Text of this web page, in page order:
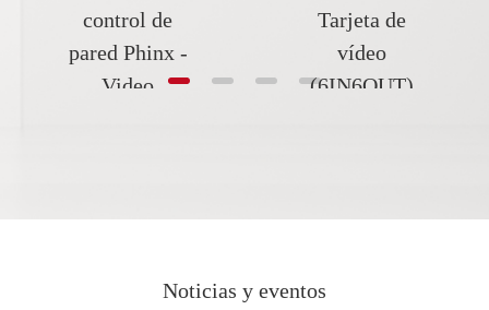
control de
pared Phinx -
Video
Tarjeta de
vídeo
(6IN6OUT)
Noticias y eventos